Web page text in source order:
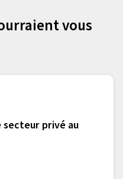
vous
secteur privé au